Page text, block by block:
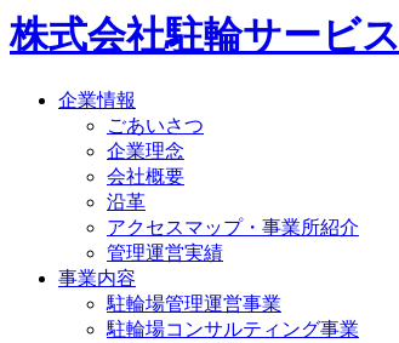
株式会社駐輪サービス
企業情報
ごあいさつ
企業理念
会社概要
沿革
アクセスマップ・事業所紹介
管理運営実績
事業内容
駐輪場管理運営事業
駐輪場コンサルティング事業